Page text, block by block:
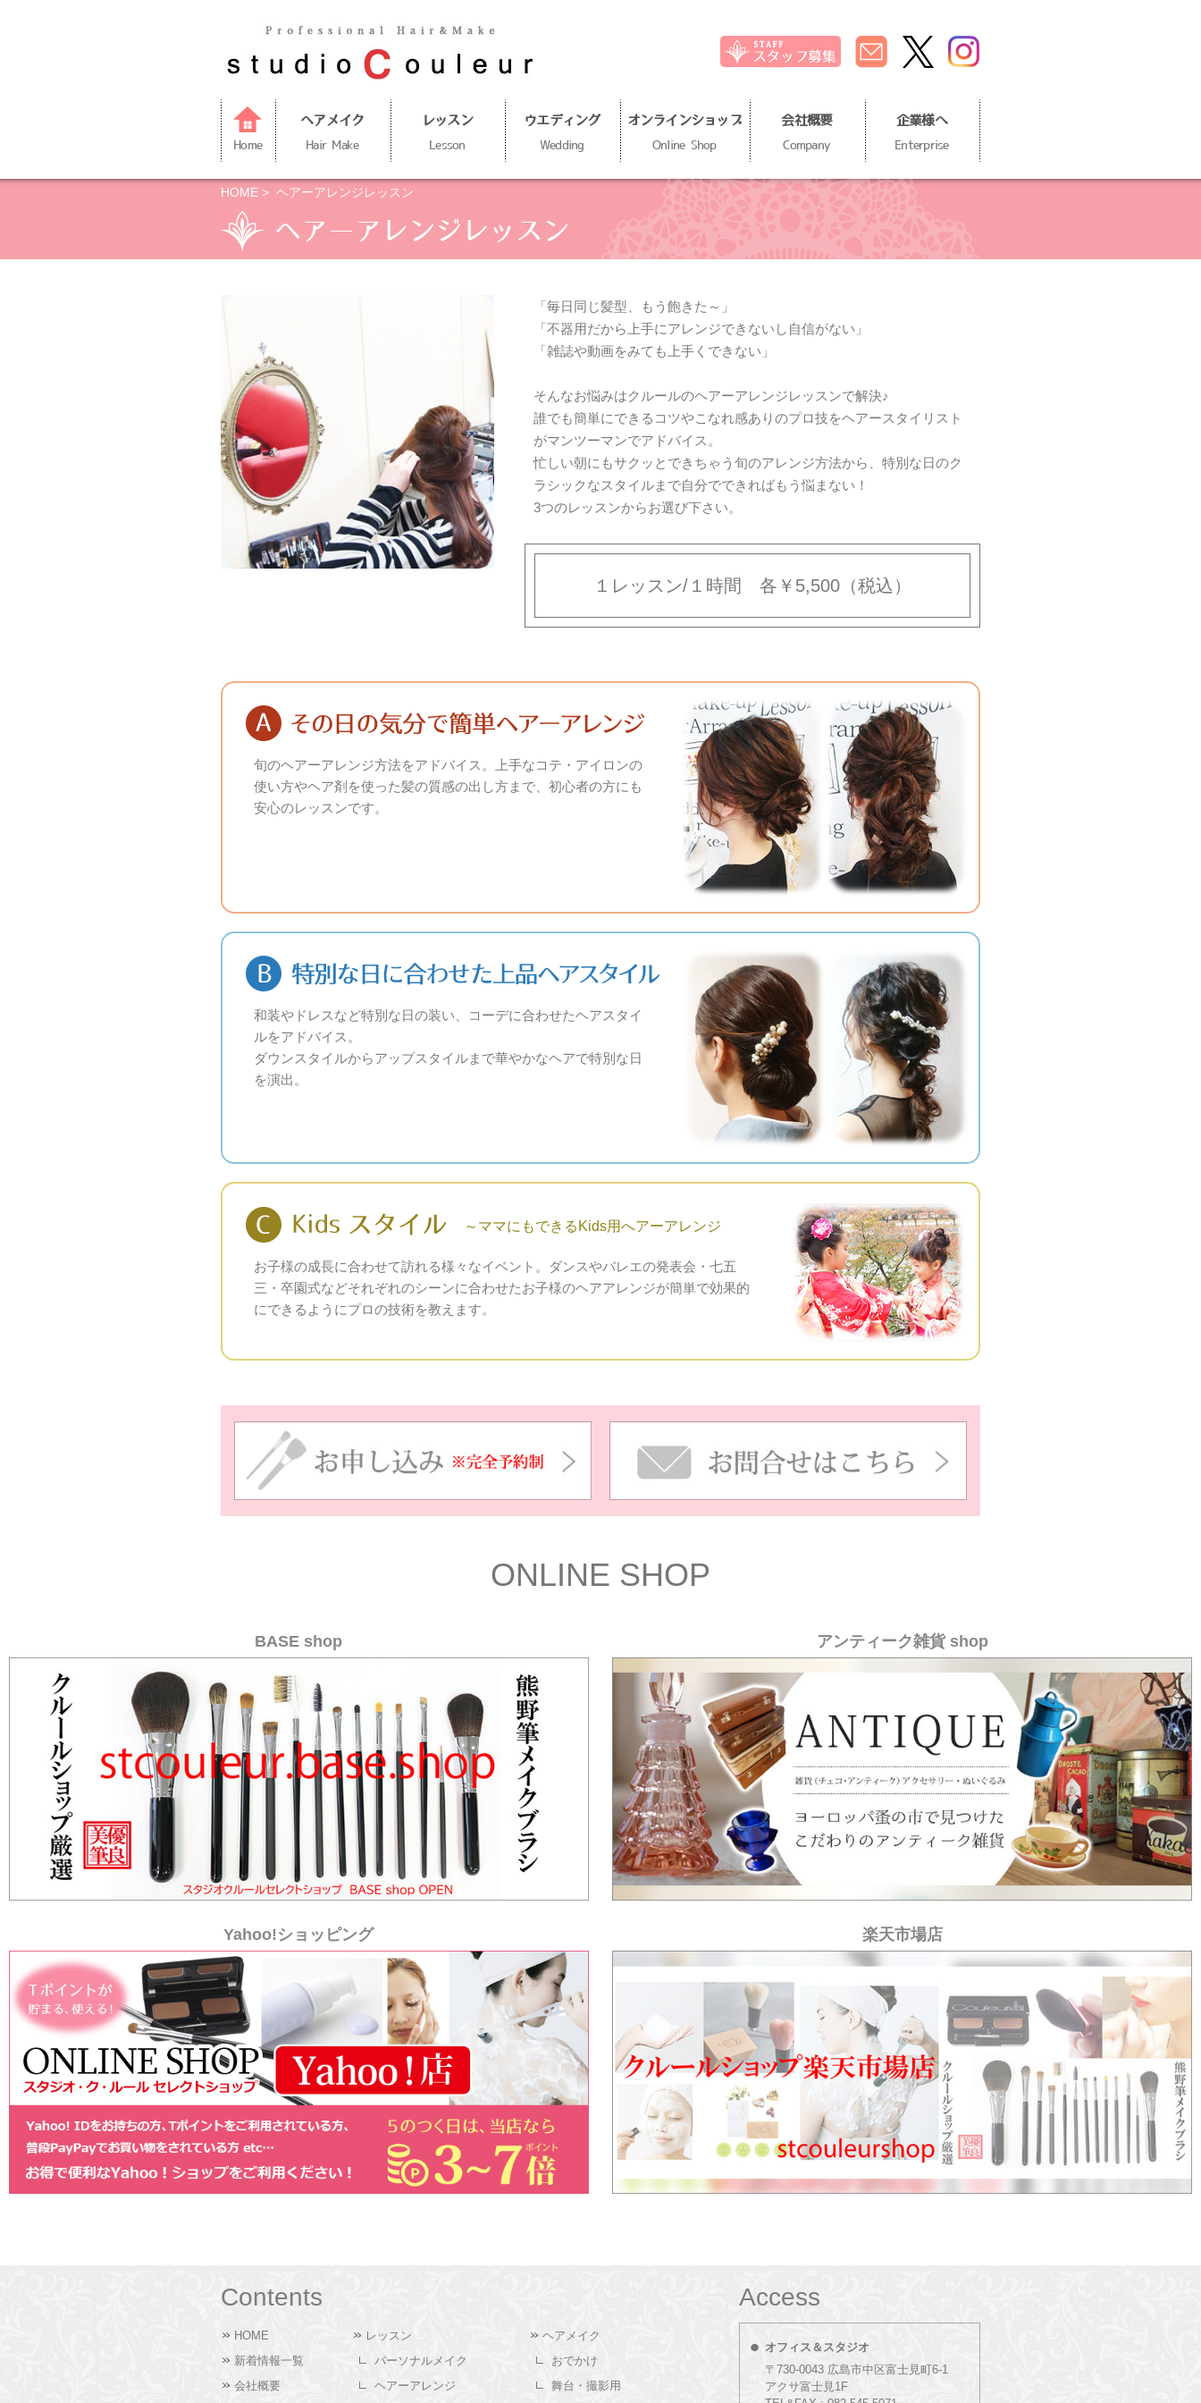
Home
ヘアメイク
Hair Make
レッスン
Lesson
ウエディング
Wedding
オンラインショップ
Online Shop
会社概要
Company
企業様へ
Enterprise
HOME > ヘアーアレンジレッスン
ヘアーアレンジレッスン
「毎日同じ髪型、もう飽きた～」
「不器用だから上手にアレンジできないし自信がない」
「雑誌や動画をみても上手くできない」
そんなお悩みはクルールのヘアーアレンジレッスンで解決♪
誰でも簡単にできるコツやこなれ感ありのプロ技をヘアースタイリスト
がマンツーマンでアドバイス。
忙しい朝にもサクッとできちゃう旬のアレンジ方法から、特別な日のク
ラシックなスタイルまで自分でできればもう悩まない！
3つのレッスンからお選び下さい。
１レッスン/１時間 各￥5,500（税込）
旬のヘアーアレンジ方法をアドバイス。上手なコテ・アイロンの
使い方やヘア剤を使った髪の質感の出し方まで、初心者の方にも
安心のレッスンです。
和装やドレスなど特別な日の装い、コーデに合わせたヘアスタイ
ルをアドバイス。
ダウンスタイルからアップスタイルまで華やかなヘアで特別な日
を演出。
～ママにもできるKids用へアーアレンジ
お子様の成長に合わせて訪れる様々なイベント。ダンスやバレエの発表会・七五
三・卒園式などそれぞれのシーンに合わせたお子様のヘアアレンジが簡単で効果的
にできるようにプロの技術を教えます。
ONLINE SHOP
BASE shop アンティーク雑貨 shop
Yahoo!ショッピング 楽天市場店
Contents
HOME
新着情報一覧
会社概要
レッスン
パーソナルメイク
ヘアーアレンジ
ヘアメイク
おでかけ
舞台・撮影用
Access
オフィス＆スタジオ
〒730-0043 広島市中区富士見町6-1
アクサ富士見1F